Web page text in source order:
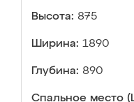
Высота: 875
Ширина: 1890
Глубина: 890
Спальное место